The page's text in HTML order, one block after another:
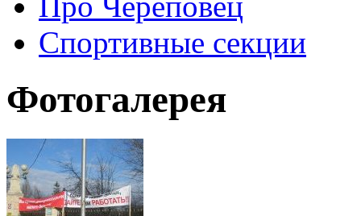
Спортивные секции
Фотогалерея